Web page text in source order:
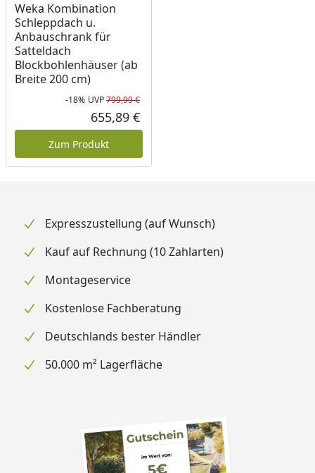
Weka Kombination
Schleppdach u.
Anbauschrank für
Satteldach
Blockbohlenhäuser (ab
Breite 200 cm)
Rabatt in Prozent
-18%
Ursprünglicher Preis
UVP799,99 €
Aktueller Preis
655,89 €
Zum Produkt
Expresszustellung (auf Wunsch)
Kauf auf Rechnung (10 Zahlarten)
Montageservice
Kostenlose Fachberatung
Deutschlands bester Händler
50.000 m² Lagerfläche